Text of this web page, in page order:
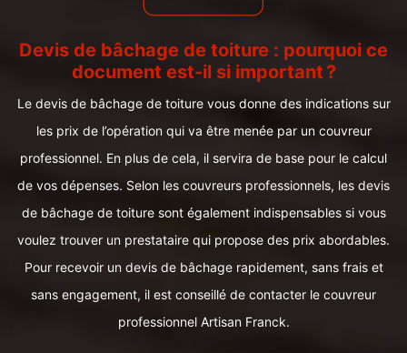
Devis de bâchage de toiture : pourquoi ce
document est-il si important ?
Le devis de bâchage de toiture vous donne des indications sur
les prix de l’opération qui va être menée par un couvreur
professionnel. En plus de cela, il servira de base pour le calcul
de vos dépenses. Selon les couvreurs professionnels, les devis
de bâchage de toiture sont également indispensables si vous
voulez trouver un prestataire qui propose des prix abordables.
Pour recevoir un devis de bâchage rapidement, sans frais et
sans engagement, il est conseillé de contacter le couvreur
professionnel Artisan Franck.